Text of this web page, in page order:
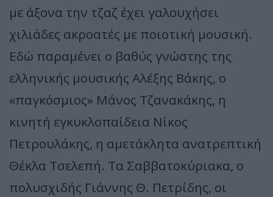
με άξονα την τζαζ έχει γαλουχήσει
χιλιάδες ακροατές με ποιοτική μουσική.
Εδώ παραμένει ο βαθύς γνώστης της
ελληνικής μουσικής Αλέξης Βάκης, ο
«παγκόσμιος» Μάνος Τζανακάκης, η
κινητή εγκυκλοπαίδεια Νίκος
Πετρουλάκης, η αμετάκλητα ανατρεπτική
Θέκλα Τσελεπή. Τα Σαββατοκύριακα, ο
πολυσχιδής Γιάννης Θ. Πετρίδης, οι